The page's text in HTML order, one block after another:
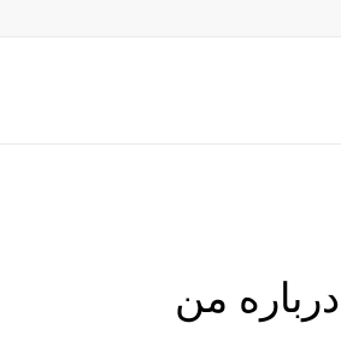
درباره من